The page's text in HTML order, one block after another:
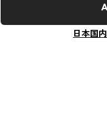
日本国